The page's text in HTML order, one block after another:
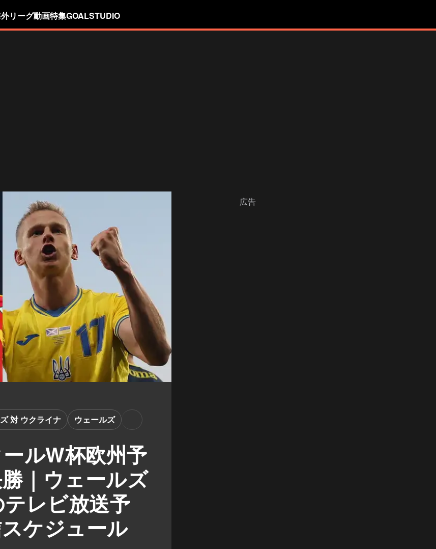
リーグ動画特集GOALSTUDIO
ールW杯欧州予
｜ウェールズ
レビ放送予
ケジュール
対 ウクライナ
ウェールズ